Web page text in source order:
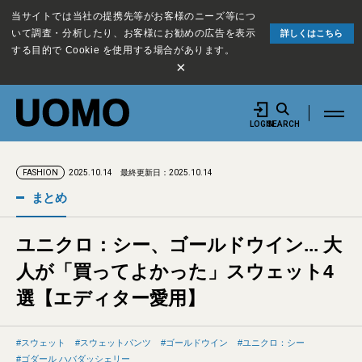
当サイトでは当社の提携先等がお客様のニーズ等につ
いて調査・分析したり、お客様にお勧めの広告を表示
する目的で Cookie を使用する場合があります。
詳しくはこちら
×
LOGINSEARCH
FASHION 2025.10.14 最終更新日：2025.10.14
まとめ
ユニクロ：シー、ゴールドウイン... 大
人が「買ってよかった」スウェット4
選【エディター愛用】
スウェット スウェットパンツ ゴールドウイン
ユニクロ：シー
ゴダール ハバダッシェリー